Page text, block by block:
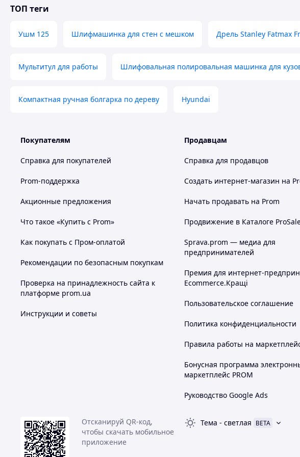
ТОП теги
Ушм 125 Шлифмашинка для стен с мешком Дрель Stanley Fatmax
Мультитул для работы Шлифовальная полировальная машинка для
Компактная ручная болгарка по дереву Hyundai
Покупателям
Справка для покупателей
Prom-поддержка
Акционные предложения
Что такое «Купить с Prom»
Как покупать с Пром-оплатой
Рекомендации по безопасным покупкам
Проверка на принадлежность сайта к
платформе prom.ua
Инструкции и советы
Продавцам
Справка для продавцов
Создать интернет-магазин на
Начать продавать на Prom
Продвижение в Каталоге
Sprava.prom — медиа для
предпринимателей
Премия для интернет-
Ecommerce.Кращі
Пользовательское соглашение
Политика конфиденциальности
Правила работы на
Бонусная программа
маркетплейс PROM
Руководство Google Ads
Отсканируй QR-код,
чтобы скачать мобильное
приложение
Тема - светлая BETA